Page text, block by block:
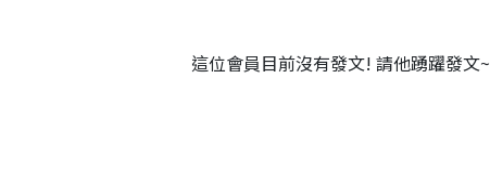
這位會員目前沒有發文! 請他踴躍發文~